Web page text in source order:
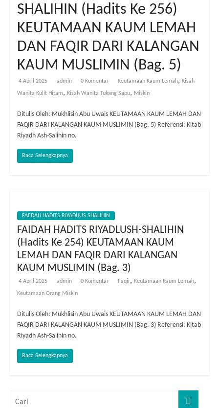
SHALIHIN (Hadits Ke 256)
KEUTAMAAN KAUM LEMAH
DAN FAQIR DARI KALANGAN
KAUM MUSLIMIN (Bag. 5)
4 April 2025 admin 0 Komentar Keutamaan Kaum Lemah, Kisah
Wanita Kulit Hitam, Kisah Wanita Tukang Sapu, Miskin
Ditulis Oleh: Mukhlisin Abu Uwais KEUTAMAAN KAUM LEMAH DAN
FAQIR DARI KALANGAN KAUM MUSLIMIN (Bag. 5) Referensi: Kitab
Riyadh Ash-Salihin no.
Baca Selengkapnya
FAEDAH HADITS RIYADHUS SHALIHIN
FAIDAH HADITS RIYADLUSH-SHALIHIN
(Hadits Ke 254) KEUTAMAAN KAUM
LEMAH DAN FAQIR DARI KALANGAN
KAUM MUSLIMIN (Bag. 3)
4 April 2025 admin 0 Komentar Faqir, Keutamaan Kaum Lemah,
Keutamaan Orang Miskin
Ditulis Oleh: Mukhlisin Abu Uwais KEUTAMAAN KAUM LEMAH DAN
FAQIR DARI KALANGAN KAUM MUSLIMIN (Bag. 3) Referensi: Kitab
Riyadh Ash-Salihin no.
Baca Selengkapnya